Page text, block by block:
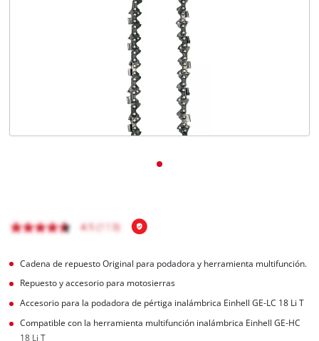
Cadena de repuesto Original para podadora y herramienta multifunción.
Repuesto y accesorio para motosierras
Accesorio para la podadora de pértiga inalámbrica Einhell GE-LC 18 Li T
Compatible con la herramienta multifunción inalámbrica Einhell GE-HC
18 Li T